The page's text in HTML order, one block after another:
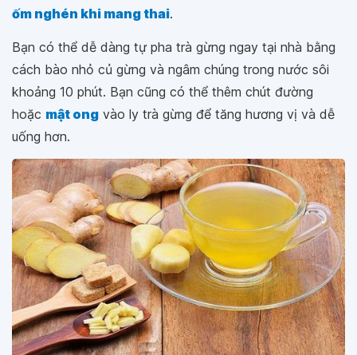
ốm nghén khi mang thai.
Bạn có thể dễ dàng tự pha trà gừng ngay tại nhà bằng
cách bào nhỏ củ gừng và ngâm chúng trong nước sôi
khoảng 10 phút. Bạn cũng có thể thêm chút đường
hoặc mật ong vào ly trà gừng để tăng hương vị và dễ
uống hơn.